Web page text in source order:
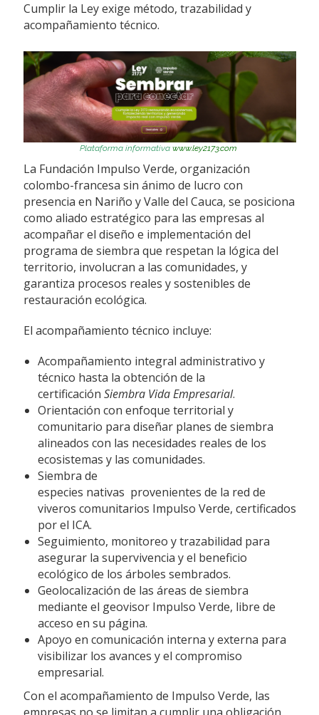
Cumplir la Ley exige método, trazabilidad y
acompañamiento técnico.
Plataforma informativa www.ley2173.com
La Fundación Impulso Verde, organización
colombo-francesa sin ánimo de lucro con
presencia en Nariño y Valle del Cauca, se posiciona
como aliado estratégico para las empresas al
acompañar el diseño e implementación del
programa de siembra que respetan la lógica del
territorio, involucran a las comunidades, y
garantiza procesos reales y sostenibles de
restauración ecológica.
El acompañamiento técnico incluye:
Acompañamiento integral administrativo y
técnico hasta la obtención de la
certificación Siembra Vida Empresarial.
Orientación con enfoque territorial y
comunitario para diseñar planes de siembra
alineados con las necesidades reales de los
ecosistemas y las comunidades.
Siembra de
especies nativas provenientes de la red de
viveros comunitarios Impulso Verde, certificados
por el ICA.
Seguimiento, monitoreo y trazabilidad para
asegurar la supervivencia y el beneficio
ecológico de los árboles sembrados.
Geolocalización de las áreas de siembra
mediante el geovisor Impulso Verde, libre de
acceso en su página.
Apoyo en comunicación interna y externa para
visibilizar los avances y el compromiso
empresarial.
Con el acompañamiento de Impulso Verde, las